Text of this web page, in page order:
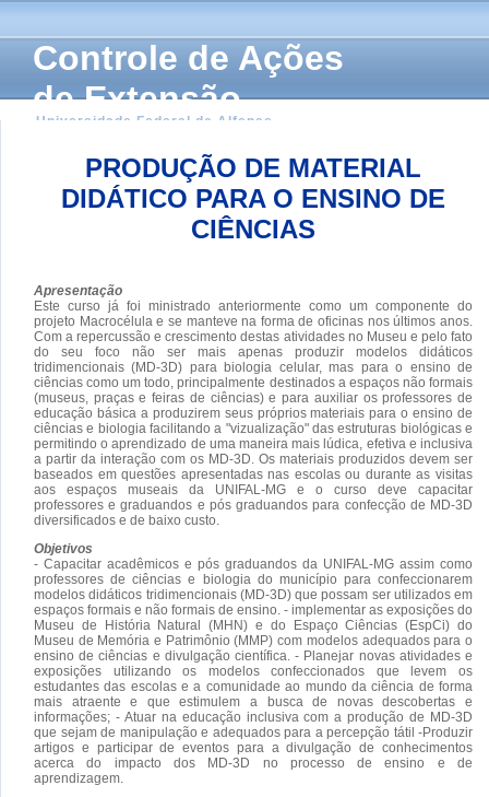
Controle de Ações
de Extensão
Universidade Federal de Alfenas
PRODUÇÃO DE MATERIAL
DIDÁTICO PARA O ENSINO DE
CIÊNCIAS
Apresentação
Este curso já foi ministrado anteriormente como um componente do
projeto Macrocélula e se manteve na forma de oficinas nos últimos anos.
Com a repercussão e crescimento destas atividades no Museu e pelo fato
do seu foco não ser mais apenas produzir modelos didáticos
tridimencionais (MD-3D) para biologia celular, mas para o ensino de
ciências como um todo, principalmente destinados a espaços não formais
(museus, praças e feiras de ciências) e para auxiliar os professores de
educação básica a produzirem seus próprios materiais para o ensino de
ciências e biologia facilitando a "vizualização" das estruturas biológicas e
permitindo o aprendizado de uma maneira mais lúdica, efetiva e inclusiva
a partir da interação com os MD-3D. Os materiais produzidos devem ser
baseados em questões apresentadas nas escolas ou durante as visitas
aos espaços museais da UNIFAL-MG e o curso deve capacitar
professores e graduandos e pós graduandos para confecção de MD-3D
diversificados e de baixo custo.
Objetivos
- Capacitar acadêmicos e pós graduandos da UNIFAL-MG assim como
professores de ciências e biologia do município para confeccionarem
modelos didáticos tridimencionais (MD-3D) que possam ser utilizados em
espaços formais e não formais de ensino. - implementar as exposições do
Museu de História Natural (MHN) e do Espaço Ciências (EspCi) do
Museu de Memória e Patrimônio (MMP) com modelos adequados para o
ensino de ciências e divulgação científica. - Planejar novas atividades e
exposições utilizando os modelos confeccionados que levem os
estudantes das escolas e a comunidade ao mundo da ciência de forma
mais atraente e que estimulem a busca de novas descobertas e
informações; - Atuar na educação inclusiva com a produção de MD-3D
que sejam de manipulação e adequados para a percepção tátil -Produzir
artigos e participar de eventos para a divulgação de conhecimentos
acerca do impacto dos MD-3D no processo de ensino e de
aprendizagem.